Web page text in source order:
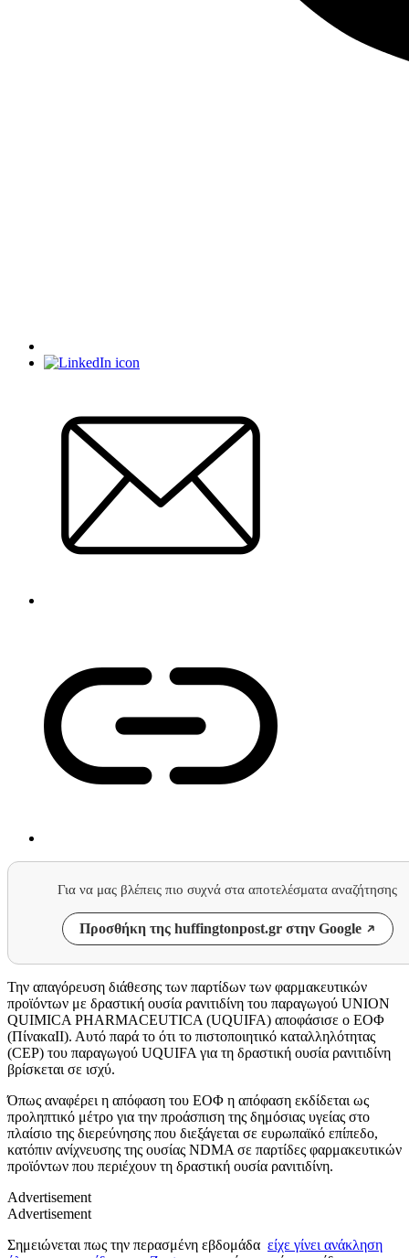
Για να μας βλέπεις πιο συχνά στα αποτελέσματα αναζήτησης
Προσθήκη της huffingtonpost.gr στην Google
Την απαγόρευση διάθεσης των παρτίδων των φαρμακευτικών
προϊόντων με δραστική ουσία ρανιτιδίνη του παραγωγού UNION
QUIMICA PHARMACEUTICA (UQUIFA) αποφάσισε ο ΕΟΦ
(ΠίνακαIΙ). Αυτό παρά το ότι το πιστοποιητικό καταλληλότητας
(CEP) του παραγωγού UQUIFA για τη δραστική ουσία ρανιτιδίνη
βρίσκεται σε ισχύ.
Όπως αναφέρει η απόφαση του ΕΟΦ η απόφαση εκδίδεται ως
προληπτικό μέτρο για την προάσπιση της δημόσιας υγείας στο
πλαίσιο της διερεύνησης που διεξάγεται σε ευρωπαϊκό επίπεδο,
κατόπιν ανίχνευσης της ουσίας NDMA σε παρτίδες φαρμακευτικών
προϊόντων που περιέχουν τη δραστική ουσία ρανιτιδίνη.
Advertisement
Advertisement
Σημειώνεται πως την περασμένη εβδομάδα είχε γίνει ανάκληση